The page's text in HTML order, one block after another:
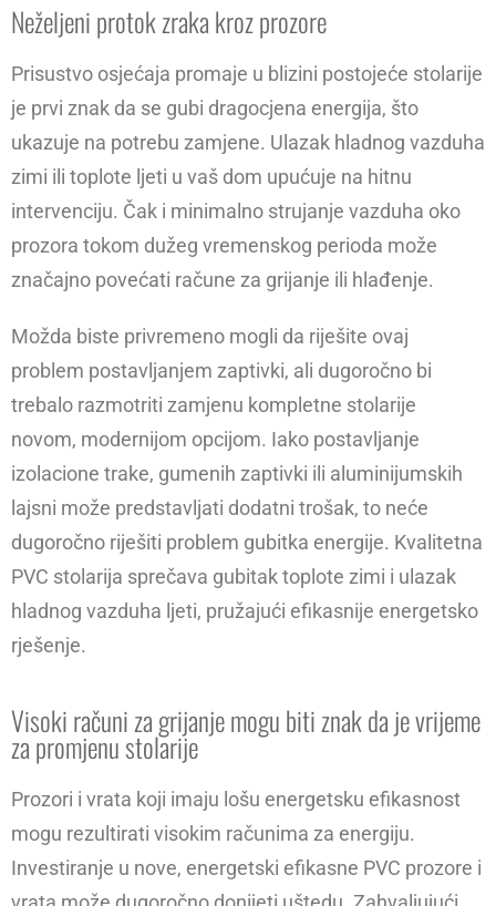
Neželjeni protok zraka kroz prozore
Prisustvo osjećaja promaje u blizini postojeće stolarije
je prvi znak da se gubi dragocjena energija, što
ukazuje na potrebu zamjene. Ulazak hladnog vazduha
zimi ili toplote ljeti u vaš dom upućuje na hitnu
intervenciju. Čak i minimalno strujanje vazduha oko
prozora tokom dužeg vremenskog perioda može
značajno povećati račune za grijanje ili hlađenje.
Možda biste privremeno mogli da riješite ovaj
problem postavljanjem zaptivki, ali dugoročno bi
trebalo razmotriti zamjenu kompletne stolarije
novom, modernijom opcijom. Iako postavljanje
izolacione trake, gumenih zaptivki ili aluminijumskih
lajsni može predstavljati dodatni trošak, to neće
dugoročno riješiti problem gubitka energije. Kvalitetna
PVC stolarija sprečava gubitak toplote zimi i ulazak
hladnog vazduha ljeti, pružajući efikasnije energetsko
rješenje.
Visoki računi za grijanje mogu biti znak da je vrijeme
za promjenu stolarije
Prozori i vrata koji imaju lošu energetsku efikasnost
mogu rezultirati visokim računima za energiju.
Investiranje u nove, energetski efikasne PVC prozore i